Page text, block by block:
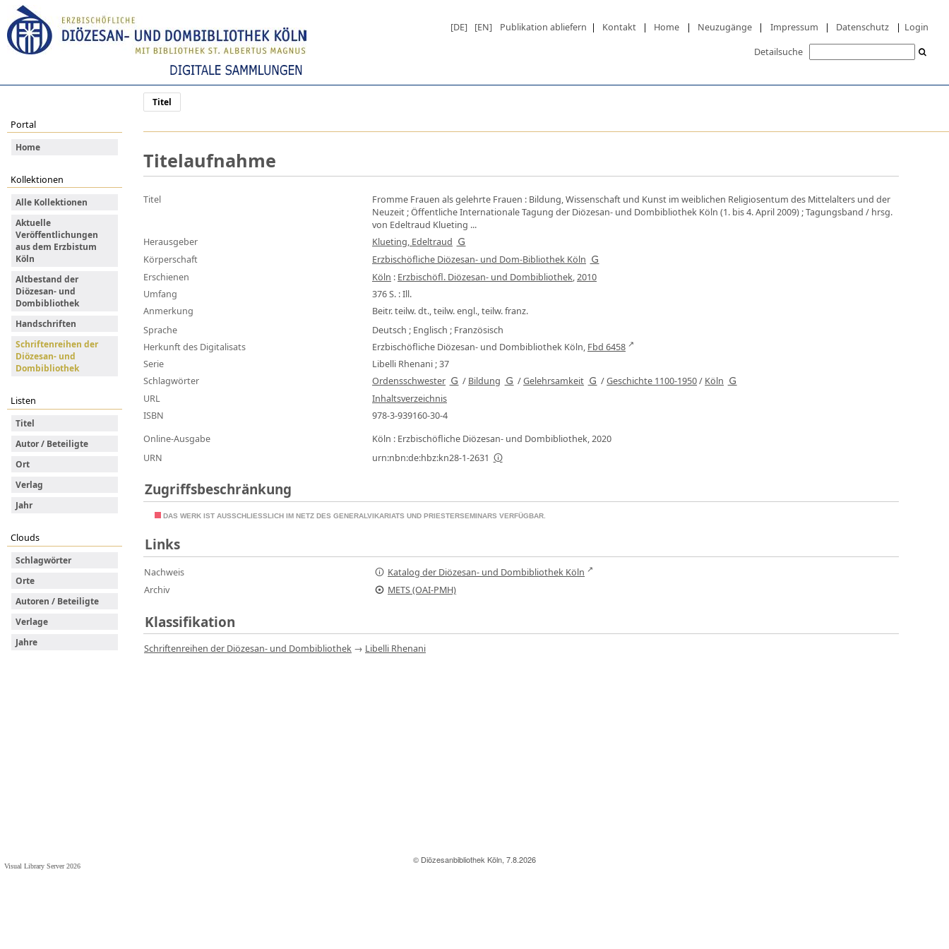
© Diözesanbibliothek Köln, 7.8.2026
Visual Library Server 2026
[DE] [EN] Publikation abliefern | Kontakt | Home | Neuzugänge | Impressum | Datenschutz | Login
Detailsuche
Titel
Portal
Home
Kollektionen
Alle Kollektionen
Aktuelle
Veröffentlichungen
aus dem Erzbistum
Köln
Altbestand der
Diözesan- und
Dombibliothek
Handschriften
Schriftenreihen der
Diözesan- und
Dombibliothek
Listen
Titel
Autor / Beteiligte
Ort
Verlag
Jahr
Clouds
Schlagwörter
Orte
Autoren / Beteiligte
Verlage
Jahre
Titelaufnahme
Titel Fromme Frauen als gelehrte Frauen : Bildung, Wissenschaft und Kunst im weiblichen Religiosentum des Mittelalters und der
Neuzeit ; Öffentliche Internationale Tagung der Diözesan- und Dombibliothek Köln (1. bis 4. April 2009) ; Tagungsband / hrsg.
von Edeltraud Klueting ...
Herausgeber
Klueting, Edeltraud
Körperschaft
Erzbischöfliche Diözesan- und Dom-Bibliothek Köln
Erschienen
Köln : Erzbischöfl. Diözesan- und Dombibliothek,2010
Umfang
376 S. : Ill.
Anmerkung
Beitr. teilw. dt., teilw. engl., teilw. franz.
Sprache
Deutsch ; Englisch ; Französisch
Herkunft des Digitalisats
Erzbischöfliche Diözesan- und Dombibliothek Köln, Fbd 6458
Serie
Libelli Rhenani ; 37
Schlagwörter
Ordensschwester / Bildung /Gelehrsamkeit /Geschichte 1100-1950/ Köln
URL
Inhaltsverzeichnis
ISBN
978-3-939160-30-4
Online-Ausgabe
Köln : Erzbischöfliche Diözesan- und Dombibliothek, 2020
URN
urn:nbn:de:hbz:kn28-1-2631
Zugriffsbeschränkung
DAS WERK IST AUSSCHLIESSLICH IM NETZ DES GENERALVIKARIATS UND PRIESTERSEMINARS VERFÜGBAR.
Links
Nachweis
Katalog der Diözesan- und Dombibliothek Köln
Archiv
METS (OAI-PMH)
Klassifikation
Schriftenreihen der Diözesan- und Dombibliothek → Libelli Rhenani